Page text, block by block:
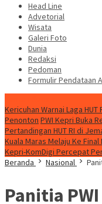
Head Line
Advetorial
Wisata
Galeri Foto
Dunia
Redaksi
Pedoman
Formulir Pendataan
Kericuhan Warnai Laga
Penonton PWI Kepri Buka
Pertandingan HUT RI di
Kuala Maras Melaju Ke Final
Kepri-KomDigi Percepat
Beranda
Nasional
Panitia